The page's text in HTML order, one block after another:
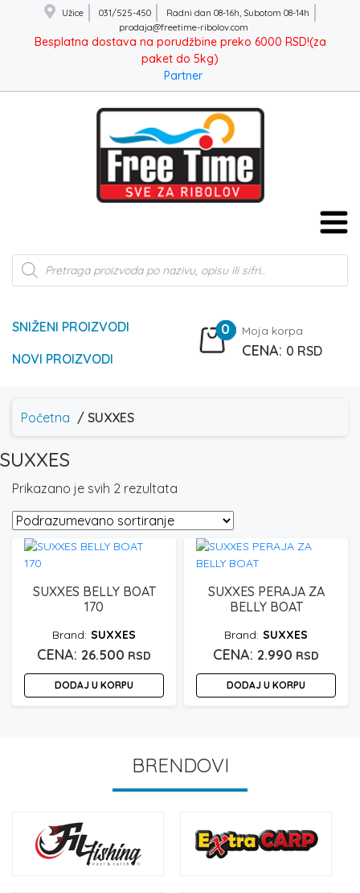
Užice 031/525-450
Radni dan 08-16h, Subotom 08-14h
prodaja@freetime-ribolov.com
Besplatna dostava na porudžbine preko 6000 RSD!(za
paket do 5kg)
Partner
Products
search
SNIŽENI PROIZVODI
NOVI PROIZVODI
0 Moja korpa
0 RSD
Početna / SUXXES
SUXXES
Prikazano je svih 2 rezultata
SUXXES BELLY BOAT
170
SUXXES
26.500 RSD
DODAJ U KORPU
SUXXES PERAJA ZA
BELLY BOAT
SUXXES
2.990 RSD
DODAJ U KORPU
BRENDOVI